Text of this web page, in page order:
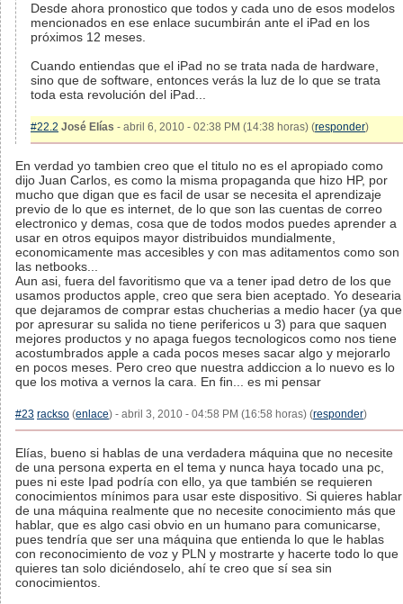
Desde ahora pronostico que todos y cada uno de esos modelos
mencionados en ese enlace sucumbirán ante el iPad en los
próximos 12 meses.
Cuando entiendas que el iPad no se trata nada de hardware,
sino que de software, entonces verás la luz de lo que se trata
toda esta revolución del iPad...
#22.2 José Elías - abril 6, 2010 - 02:38 PM (14:38 horas) (responder)
En verdad yo tambien creo que el titulo no es el apropiado como
dijo Juan Carlos, es como la misma propaganda que hizo HP, por
mucho que digan que es facil de usar se necesita el aprendizaje
previo de lo que es internet, de lo que son las cuentas de correo
electronico y demas, cosa que de todos modos puedes aprender a
usar en otros equipos mayor distribuidos mundialmente,
economicamente mas accesibles y con mas aditamentos como son
las netbooks...
Aun asi, fuera del favoritismo que va a tener ipad detro de los que
usamos productos apple, creo que sera bien aceptado. Yo desearia
que dejaramos de comprar estas chucherias a medio hacer (ya que
por apresurar su salida no tiene perifericos u 3) para que saquen
mejores productos y no apaga fuegos tecnologicos como nos tiene
acostumbrados apple a cada pocos meses sacar algo y mejorarlo
en pocos meses. Pero creo que nuestra addiccion a lo nuevo es lo
que los motiva a vernos la cara. En fin... es mi pensar
#23 rackso (enlace) - abril 3, 2010 - 04:58 PM (16:58 horas) (responder)
Elías, bueno si hablas de una verdadera máquina que no necesite
de una persona experta en el tema y nunca haya tocado una pc,
pues ni este Ipad podría con ello, ya que también se requieren
conocimientos mínimos para usar este dispositivo. Si quieres hablar
de una máquina realmente que no necesite conocimiento más que
hablar, que es algo casi obvio en un humano para comunicarse,
pues tendría que ser una máquina que entienda lo que le hablas
con reconocimiento de voz y PLN y mostrarte y hacerte todo lo que
quieres tan solo diciéndoselo, ahí te creo que sí sea sin
conocimientos.